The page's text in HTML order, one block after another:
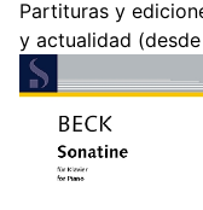
Partituras y
y actualidad (desde